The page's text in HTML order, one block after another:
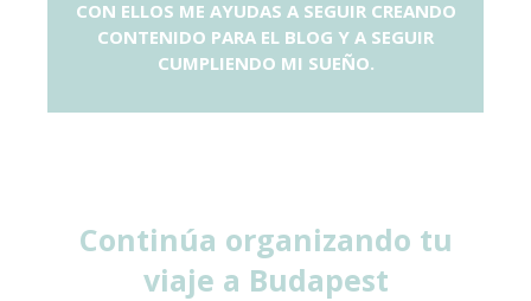
CON ELLOS ME AYUDAS A SEGUIR CREANDO
CONTENIDO PARA EL BLOG Y A SEGUIR
CUMPLIENDO MI SUEÑO.
Continúa organizando tu
viaje a Budapest